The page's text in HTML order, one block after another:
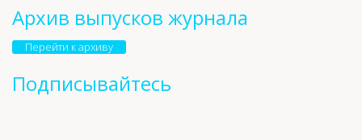
Архив выпусков журнала
Перейти к архиву
Подписывайтесь